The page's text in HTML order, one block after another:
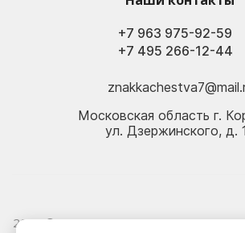
+7 495 266-12-44
+7 963 975-92-59
Московская область г.
ул. Дзержинского, д.
2026 © Электрика оптом и в розницу -